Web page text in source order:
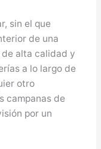
sin el que
de una
de alta calidad y
a lo largo de
otro
campanas de
por un